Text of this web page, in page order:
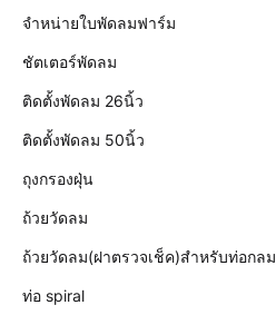
จำหน่ายใบพัดลมฟาร์ม
ชัตเตอร์พัดลม
ติดตั้งพัดลม 26นิ้ว
ติดตั้งพัดลม 50นิ้ว
ถุงกรองฝุ่น
ถ้วยวัดลม
ถ้วยวัดลม(ฝาตรวจเช็ค)สำหรับท่อกลม
ท่อ spiral